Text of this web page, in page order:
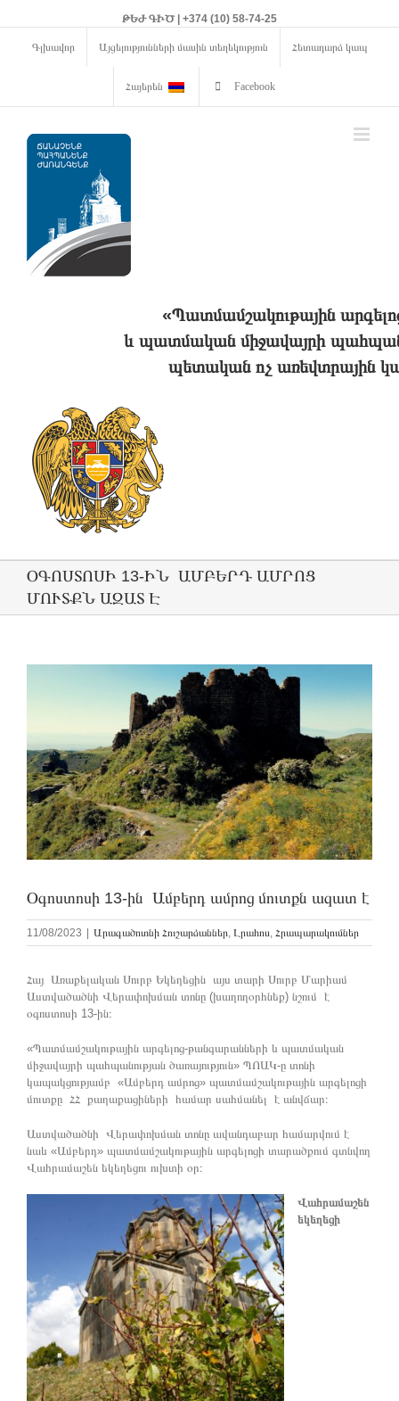
ԹԵԺ ԳԻԾ | +374 (10) 58-74-25
Գլխավոր Այցելությունների մասին տեղեկություն Հետադարձ կապ
Հայերեն Facebook
«Պատմամշակութային
և պատմական միջավայրի
պետական ոչ առեվտրային
ՕԳՈՍՏՈՍԻ 13-ԻՆ ԱՄԲԵՐԴ ԱՄՐՈՑ
ՄՈՒՏՔՆ ԱԶԱՏ Է
Օգոստոսի 13-ին Ամբերդ ամրոց մուտքն ազատ է
11/08/2023 Արագածոտնի Հուշարձաններ, Լրահոս, Հրապարակումներ
Հայ Առաքելական Սուրբ Եկեղեցին այս տարի Սուրբ Մարիամ
Աստվածածնի Վերափոխման տոնը (խաղողօրհնեք) նշում է
օգոստոսի 13-ին։
«Պատմամշակութային արգելոց-թանգարանների և պատմական
միջավայրի պահպանության ծառայություն» ՊՈԱԿ-ը տոնի
կապակցությամբ «Ամբերդ ամրոց» պատմամշակութային արգելոցի
մուտքը ՀՀ քաղաքացիների համար սահմանել է անվճար։
Աստվածածնի Վերափոխման տոնը ավանդաբար համարվում է
նաև «Ամբերդ» պատմամշակութային արգելոցի տարածքում գտնվող
Վահրամաշեն եկեղեցու ուխտի օր։
Վահրամաշեն
եկեղեցի